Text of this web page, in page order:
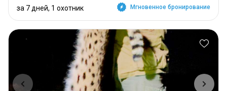
за 7 дней, 1 охотник Мгновенное бронирование